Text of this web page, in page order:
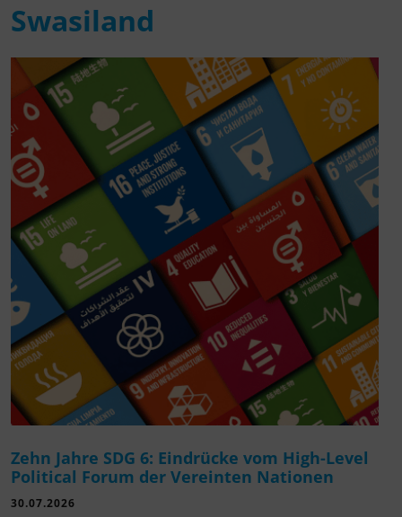
Swasiland
Zehn Jahre SDG 6: Eindrücke vom High-Level
Political Forum der Vereinten Nationen
30.07.2026